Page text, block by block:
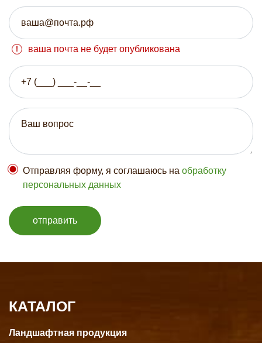
ваша почта не будет опубликована
Отправляя форму, я соглашаюсь на обработку
персональных данных
отправить
КАТАЛОГ
Ландшафтная продукция